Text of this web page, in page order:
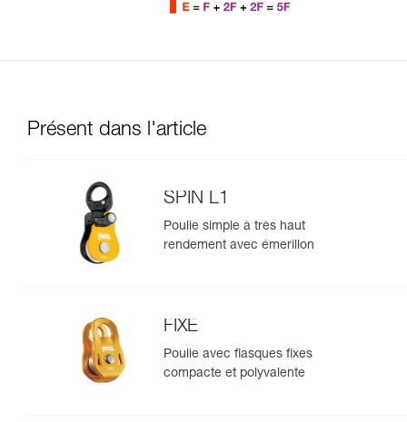
Présent dans l'article
SPIN L1
Poulie simple à très haut
rendement avec émerillon
FIXE
Poulie avec flasques fixes
compacte et polyvalente